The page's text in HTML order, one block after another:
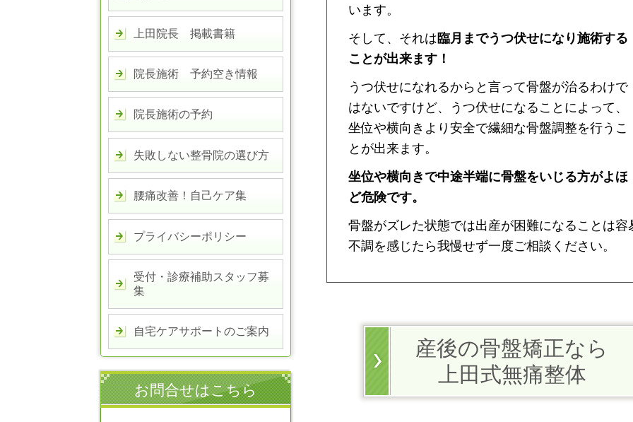
います。
そして、それは臨月までうつ伏せになり施術する
ことが出来ます！
うつ伏せになれるからと言って骨盤が治るわけで
はないですけど、うつ伏せになることによって、
坐位や横向きより安全で繊細な骨盤調整を行うこ
とが出来ます。
坐位や横向きで中途半端に骨盤をいじる方がよほ
ど危険です。
骨盤がズレた状態では出産が困難になることは
不調を感じたら我慢せず一度ご相談ください。
産後の骨盤矯正なら
上田式無痛整体
上田院長 掲載書籍
院長施術 予約空き情報
院長施術の予約
失敗しない整骨院の選び方
腰痛改善！自己ケア集
プライバシーポリシー
受付・診療補助スタッフ募
集
自宅ケアサポートのご案内
お問合せはこちら